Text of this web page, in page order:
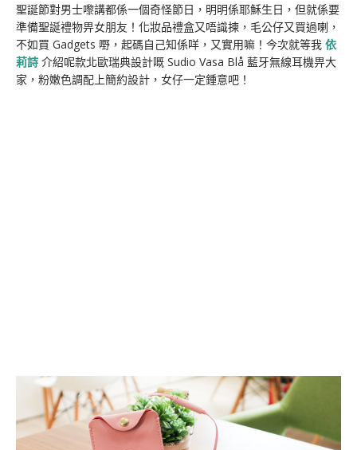
聖誕節對男士嚟講都係一個奇怪節日，明明係耶穌生日，但就係要
準備聖誕禮物畀女朋友！化妝品禮盒又唔識揀，毛公仔又買過喇，
不如買 Gadgets 嘢，起碼自己知係咩，又實用嘛！今次就等我 依
莉詩 介紹呢款北歐瑞典設計嘅 Sudio Vasa Blå 藍牙無線耳機畀大
家，粉嫩色調配上簡約設計，女仔一定鍾意吧！